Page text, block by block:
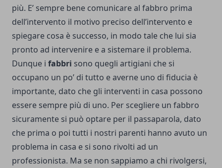
più. E’ sempre bene comunicare al fabbro prima
dell’intervento il motivo preciso dell’intervento e
spiegare cosa è successo, in modo tale che lui sia
pronto ad intervenire e a sistemare il problema.
Dunque i fabbri sono quegli artigiani che si
occupano un po’ di tutto e averne uno di fiducia è
importante, dato che gli interventi in casa possono
essere sempre più di uno. Per scegliere un fabbro
sicuramente si può optare per il passaparola, dato
che prima o poi tutti i nostri parenti hanno avuto un
problema in casa e si sono rivolti ad un
professionista. Ma se non sappiamo a chi rivolgersi,